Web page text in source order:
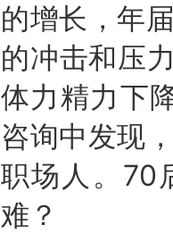
的增长，年
的冲击和压
体力精力下
咨询中发现
职场人。70
难？